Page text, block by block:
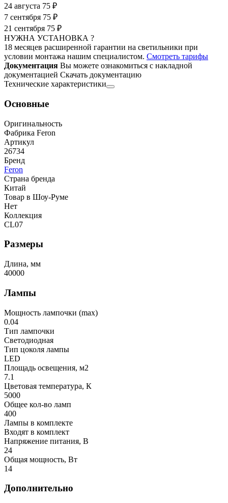
24 августа 75 ₽
7 сентября 75 ₽
21 сентября 75 ₽
НУЖНА УСТАНОВКА ?
18 месяцев расширенной гарантии на светильники при
условии монтажа нашим специалистом. Смотреть тарифы
Документация Вы можете ознакомиться с накладной
документацией Скачать документацию
Технические характеристики
Основные
Оригинальность
Фабрика Feron
Артикул
26734
Бренд
Feron
Страна бренда
Китай
Товар в Шоу-Руме
Нет
Коллекция
CL07
Размеры
Длина, мм
40000
Лампы
Мощность лампочки (max)
0.04
Тип лампочки
Светодиодная
Тип цоколя лампы
LED
Площадь освещения, м2
7.1
Цветовая температура, К
5000
Общее кол-во ламп
400
Лампы в комплекте
Входят в комплект
Напряжение питания, В
24
Общая мощность, Вт
14
Дополнительно